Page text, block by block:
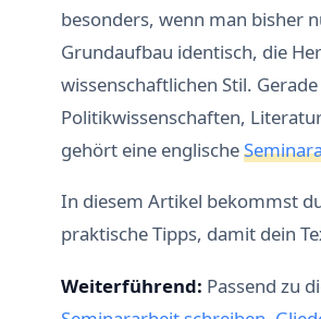
besonders, wenn man bisher
Grundaufbau identisch, die
wissenschaftlichen Stil.
Politikwissenschaften,
gehört eine englische
In diesem Artikel bekommst
praktische Tipps, damit dein
Weiterführend: Passend zu